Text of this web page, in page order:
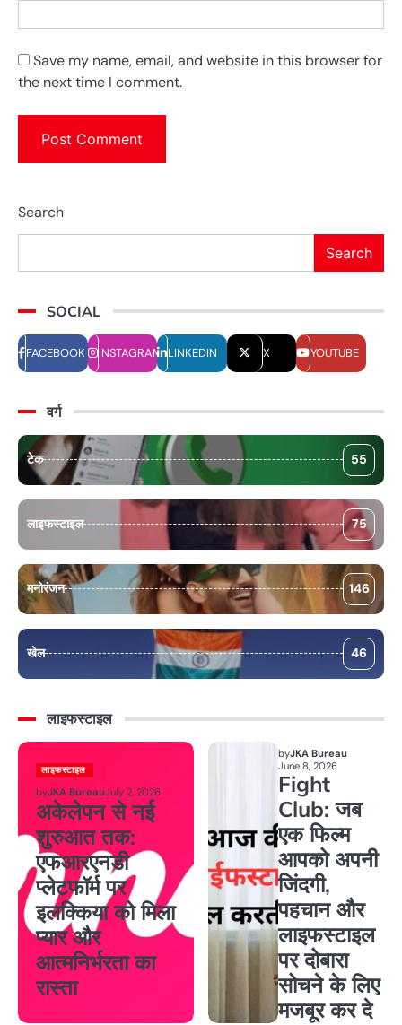
Save my name, email, and website in this browser for
the next time I comment.
Search
Search
SOCIAL
FACEBOOK INSTAGRAM LINKEDIN X YOUTUBE
वर्ग
टेक 55
लाइफस्टाइल 75
मनोरंजन 146
खेल 46
लाइफस्टाइल
लाइफस्टाइल
byJKA BureauJuly 2, 2026
अकेलेपन से नई
शुरुआत तक:
एफआरएनडी
प्लेटफॉर्म पर
इलक्किया को मिला
प्यार और
आत्मनिर्भरता का
रास्ता
byJKA Bureau
June 8, 2026
Fight
Club: जब
एक फिल्म
आपको अपनी
जिंदगी,
पहचान और
लाइफस्टाइल
पर दोबारा
सोचने के लिए
मजबूर कर दे